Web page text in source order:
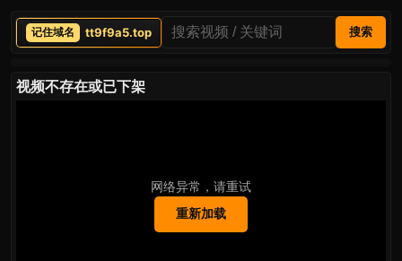
tt9f9a5.top 搜索
视频不存在或已下架
网络异常，请重试
重新加载